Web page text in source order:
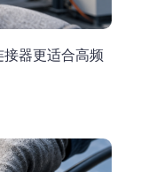
器更适合高频